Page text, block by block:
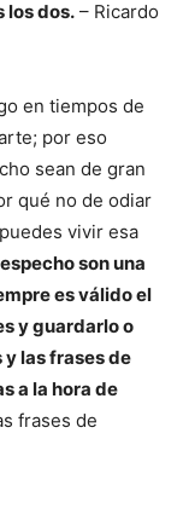
los dos. – Ricardo
en tiempos de
por eso
sean de gran
qué no de odiar
vivir esa
son una
es válido el
y guardarlo o
las frases de
a la hora de
frases de